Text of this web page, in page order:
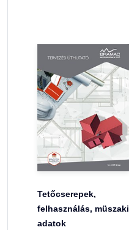
Tetőcserepek,
felhasználás, müszaki
adatok